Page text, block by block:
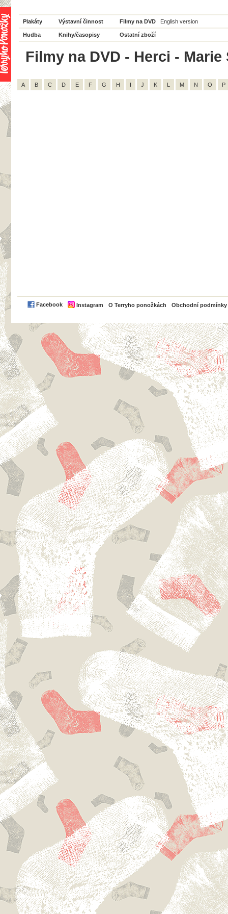
Plakáty Výstavní činnost Filmy na DVD English version
Hudba Knihy/časopisy Ostatní zboží
Filmy na DVD - Herci -
A B C D E F G H I J K L M N O P
Facebook Instagram O Terryho ponožkách Obchodní podmínky
PayPal